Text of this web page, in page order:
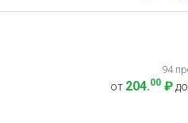
94
от 204.00 ₽ до